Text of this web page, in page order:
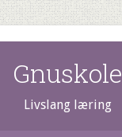
Gnuskole
Livslang læring